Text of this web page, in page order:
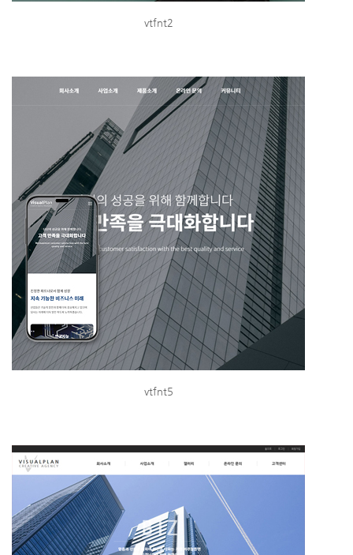
vtfnt2
vtfnt5